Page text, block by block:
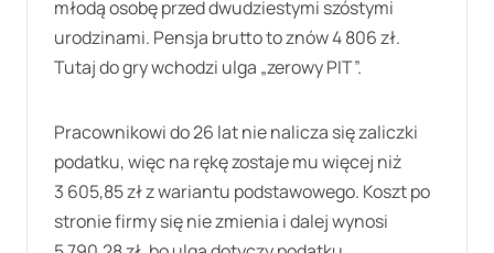
młodą osobę przed dwudziestymi szóstymi
urodzinami. Pensja brutto to znów4 806 zł.
Tutaj do gry wchodzi ulga „zerowy PIT”.
Pracownikowi do 26 lat nie nalicza się zaliczki
podatku, więc na rękę zostaje mu więcej niż
3 605,85 złz wariantu podstawowego. Koszt po
stronie firmy się nie zmienia i dalej wynosi